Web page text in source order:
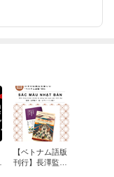
【ベトナム語版
刊行】長澤監修